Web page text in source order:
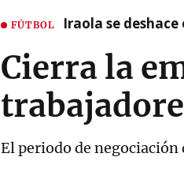
FÚTBOL Iraola se
Cierra la
El periodo de negociación